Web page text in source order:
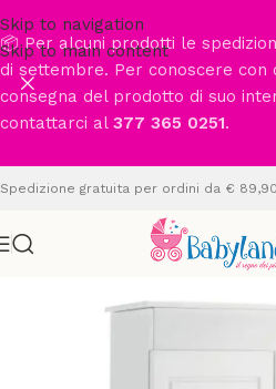
Skip to navigation
Skip to main content
📦 Per alcuni prodotti le
di settembre. Per conoscere
consegna del prodotto di suo
contattarci al 377 365 0251.
Spedizione gratuita per ordini da € 89,90